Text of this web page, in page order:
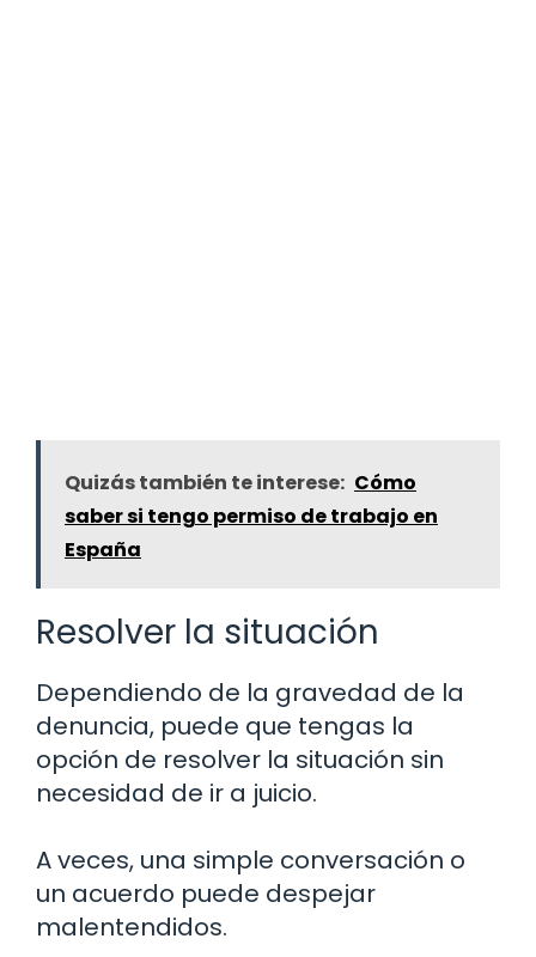
Quizás también te interese: Cómo
saber si tengo permiso de trabajo en
España
Resolver la situación
Dependiendo de la gravedad de la
denuncia, puede que tengas la
opción de resolver la situación sin
necesidad de ir a juicio.
A veces, una simple conversación o
un acuerdo puede despejar
malentendidos.